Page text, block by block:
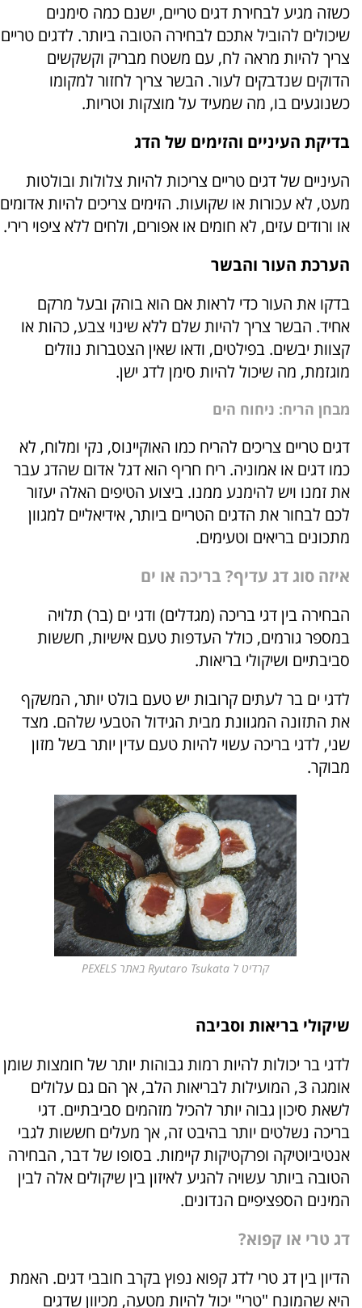
כשזה מגיע לבחירת דגים טריים, ישנם כמה סימנים
שיכולים להוביל אתכם לבחירה הטובה ביותר. לדגים טריים
צריך להיות מראה לח, עם משטח מבריק וקשקשים
הדוקים שנדבקים לעור. הבשר צריך לחזור למקומו
כשנוגעים בו, מה שמעיד על מוצקות וטריות.
בדיקת העיניים והזימים של הדג
העיניים של דגים טריים צריכות להיות צלולות ובולטות
מעט, לא עכורות או שקועות. הזימים צריכים להיות אדומים
או ורודים עזים, לא חומים או אפורים, ולחים ללא ציפוי רירי.
הערכת העור והבשר
בדקו את העור כדי לראות אם הוא בוהק ובעל מרקם
אחיד. הבשר צריך להיות שלם ללא שינוי צבע, כהות או
קצוות יבשים. בפילטים, ודאו שאין הצטברות נוזלים
מוגזמת, מה שיכול להיות סימן לדג ישן.
מבחן הריח: ניחוח הים
דגים טריים צריכים להריח כמו האוקיינוס, נקי ומלוח, לא
כמו דגים או אמוניה. ריח חריף הוא דגל אדום שהדג עבר
את זמנו ויש להימנע ממנו. ביצוע הטיפים האלה יעזור
לכם לבחור את הדגים הטריים ביותר, אידיאליים למגוון
מתכונים בריאים וטעימים.
איזה סוג דג עדיף? בריכה או ים
הבחירה בין דגי בריכה (מגדלים) ודגי ים (בר) תלויה
במספר גורמים, כולל העדפות טעם אישיות, חששות
סביבתיים ושיקולי בריאות.
לדגי ים בר לעתים קרובות יש טעם בולט יותר, המשקף
את התזונה המגוונת מבית הגידול הטבעי שלהם. מצד
שני, לדגי בריכה עשוי להיות טעם עדין יותר בשל מזון
מבוקר.
קרדיט ל Ryutaro Tsukata באתר PEXELS
שיקולי בריאות וסביבה
לדגי בר יכולות להיות רמות גבוהות יותר של חומצות שומן
אומגה 3, המועילות לבריאות הלב, אך הם גם עלולים
לשאת סיכון גבוה יותר להכיל מזהמים סביבתיים. דגי
בריכה נשלטים יותר בהיבט זה, אך מעלים חששות לגבי
אנטיביוטיקה ופרקטיקות קיימות. בסופו של דבר, הבחירה
הטובה ביותר עשויה להגיע לאיזון בין שיקולים אלה לבין
המינים הספציפיים הנדונים.
דג טרי או קפוא?
הדיון בין דג טרי לדג קפוא נפוץ בקרב חובבי דגים. האמת
היא שהמונח "טרי" יכול להיות מטעה, מכיוון שדגים